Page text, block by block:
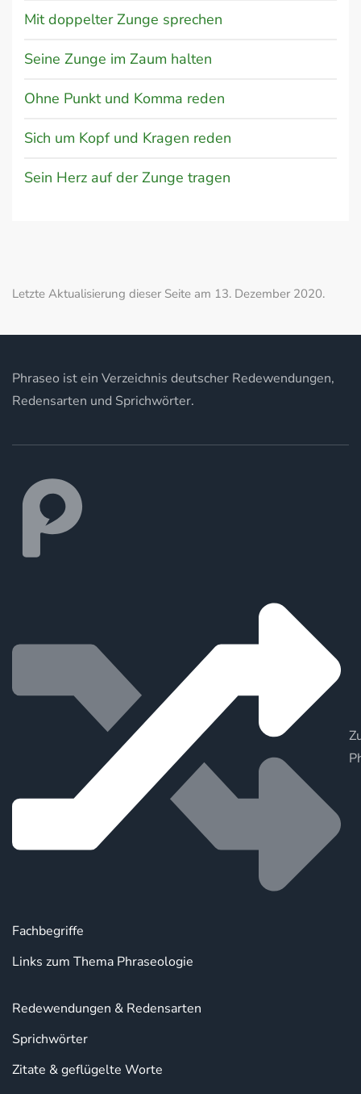
Mit doppelter Zunge sprechen
Seine Zunge im Zaum halten
Ohne Punkt und Komma reden
Sich um Kopf und Kragen reden
Sein Herz auf der Zunge tragen
Letzte Aktualisierung dieser Seite am 13. Dezember 2020.
Phraseo ist ein Verzeichnis deutscher Redewendungen,
Redensarten und Sprichwörter.
Fachbegriffe
Links zum Thema Phraseologie
Redewendungen & Redensarten
Sprichwörter
Zitate & geflügelte Worte